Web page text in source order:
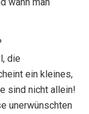
die
ein kleines,
sind nicht allein!
unerwünschten